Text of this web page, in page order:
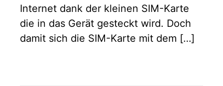
Internet dank der kleinen SIM-Karte
die in das Gerät gesteckt wird. Doch
damit sich die SIM-Karte mit dem […]